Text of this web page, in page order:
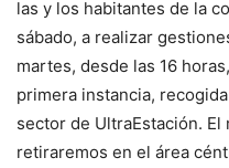
las y los habitantes de la
sábado, a realizar
martes, desde las 16
primera instancia,
sector de UltraEstación.
retiraremos en el área